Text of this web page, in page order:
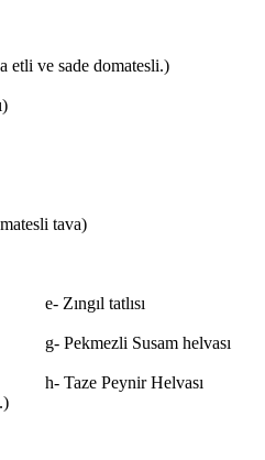
etli ve sade domatesli.)
tava)
e- Zıngıl tatlısı
g- Pekmezli Susam helvası
h- Taze Peynir Helvası